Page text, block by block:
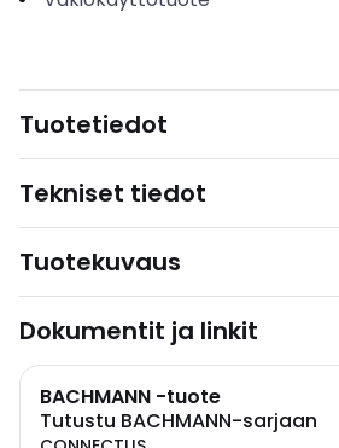
Tuotetiedot
Tekniset tiedot
Tuotekuvaus
Dokumentit ja linkit
BACHMANN -tuote
Tutustu BACHMANN-sarjaan